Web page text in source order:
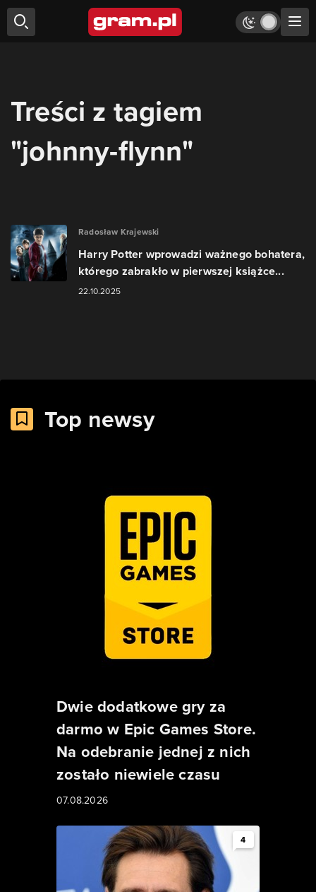
Treści z tagiem
"johnny-flynn"
Radosław Krajewski
Harry Potter wprowadzi ważnego bohatera,
którego zabrakło w pierwszej książce...
22.10.2025
Top newsy
Dwie dodatkowe gry za
darmo w Epic Games Store.
Na odebranie jednej z nich
zostało niewiele czasu
07.08.2026
4